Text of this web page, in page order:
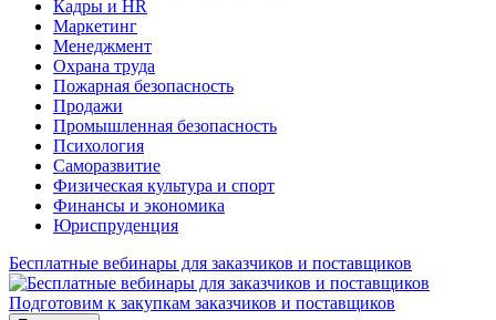
Кадры и HR
Маркетинг
Менеджмент
Охрана труда
Пожарная безопасность
Продажи
Промышленная безопасность
Психология
Саморазвитие
Физическая культура и спорт
Финансы и экономика
Юриспруденция
Бесплатные вебинары для заказчиков и поставщиков
Подготовим к закупкам заказчиков и поставщиков